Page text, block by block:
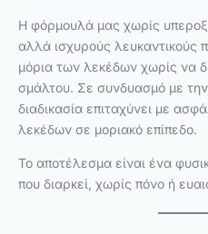
Η φόρμουλά μας χωρίς
αλλά ισχυρούς λευκαντικούς
μόρια των λεκέδων χωρίς να
σμάλτου. Σε συνδυασμό με
διαδικασία επιταχύνει με
λεκέδων σε μοριακό επίπεδο.
Το αποτέλεσμα είναι ένα
που διαρκεί, χωρίς πόνο ή